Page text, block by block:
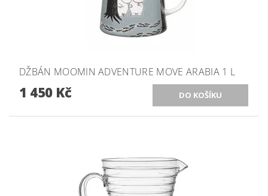
DŽBÁN MOOMIN ADVENTURE MOVE ARABIA 1 L
1 450 Kč